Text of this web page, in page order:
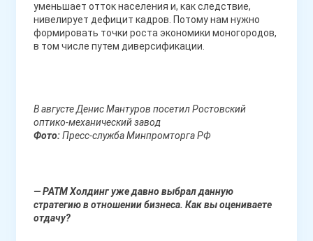
уменьшает отток населения и, как следствие,
нивелирует дефицит кадров. Потому нам нужно
формировать точки роста экономики моногородов,
в том числе путем диверсификации.
В августе Денис Мантуров посетил Ростовский
оптико-механический завод
Фото:Пресс-служба Минпромторга РФ
— РАТМ Холдинг уже давно выбрал данную
стратегию в отношении бизнеса. Как вы оцениваете
отдачу?